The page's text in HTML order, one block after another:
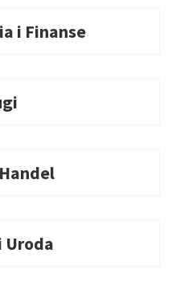
i Finanse
Uroda